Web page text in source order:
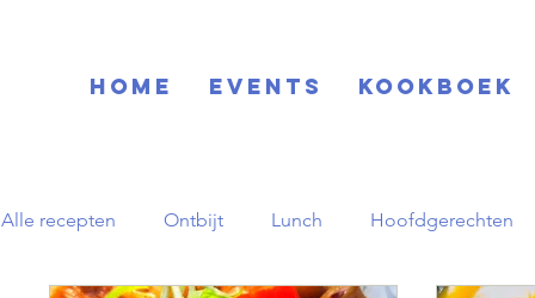
Home EVENTS KOOKBOEK
Alle recepten Ontbijt Lunch Hoofdgerechten